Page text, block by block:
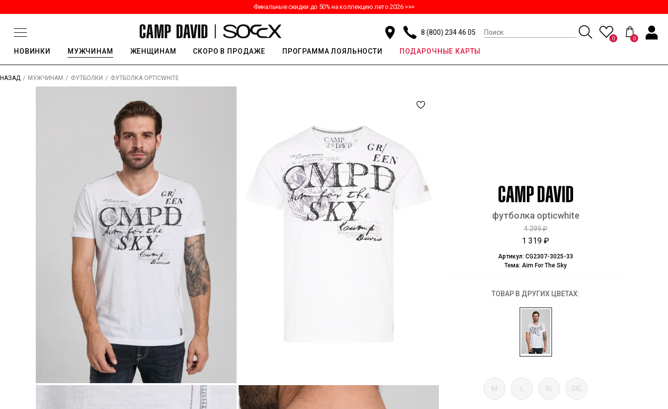
Финальные скидки до 50% на коллекцию лето 2026 >>>
8 (800) 234 46 05
0 0
НОВИНКИ МУЖЧИНАМ ЖЕНЩИНАМ СКОРО В ПРОДАЖЕ ПРОГРАММА ЛОЯЛЬНОСТИ ПОДАРОЧНЫЕ КАРТЫ
НАЗАД / МУЖЧИНАМ / ФУТБОЛКИ / ФУТБОЛКА OPTICWHITE
футболка opticwhite
4 399 ₽
1 319 ₽
Артикул: CG2307-3025-33
Тема: Aim For The Sky
ТОВАР В ДРУГИХ ЦВЕТАХ:
M XL 3XL